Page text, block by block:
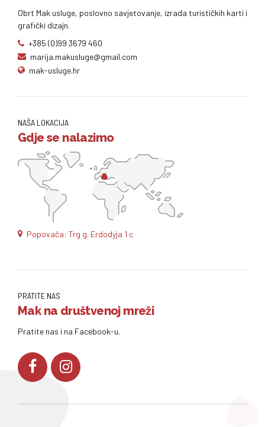
Obrt Mak usluge, poslovno savjetovanje, izrada turističkih karti i
grafički dizajn.
+385 (0)99 3679 460
marija.makusluge@gmail.com
mak-usluge.hr
NAŠA LOKACIJA
Gdje se nalazimo
Popovača: Trg g. Erdodyja 1 c
PRATITE NAS
Mak na društvenoj mreži
Pratite nas i na Facebook-u.